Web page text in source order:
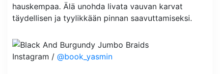
hauskempaa. Älä unohda livata vauvan karvat
täydellisen ja tyylikkään pinnan saavuttamiseksi.
Instagram / @book_yasmin